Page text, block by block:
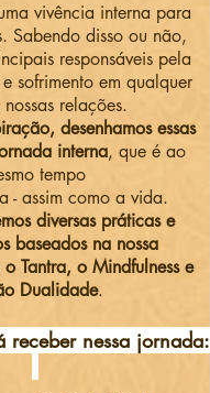
vivência interna para
Sabendo disso ou não,
responsáveis pela
sofrimento em qualquer
relações.
desenhamos essas
interna, que é ao
tempo
- assim como a vida.
diversas práticas e
baseados na nossa
Tantra, o Mindfulness e
Dualidade.
nessa jornada: